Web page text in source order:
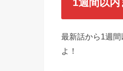
最新話から1週
よ！